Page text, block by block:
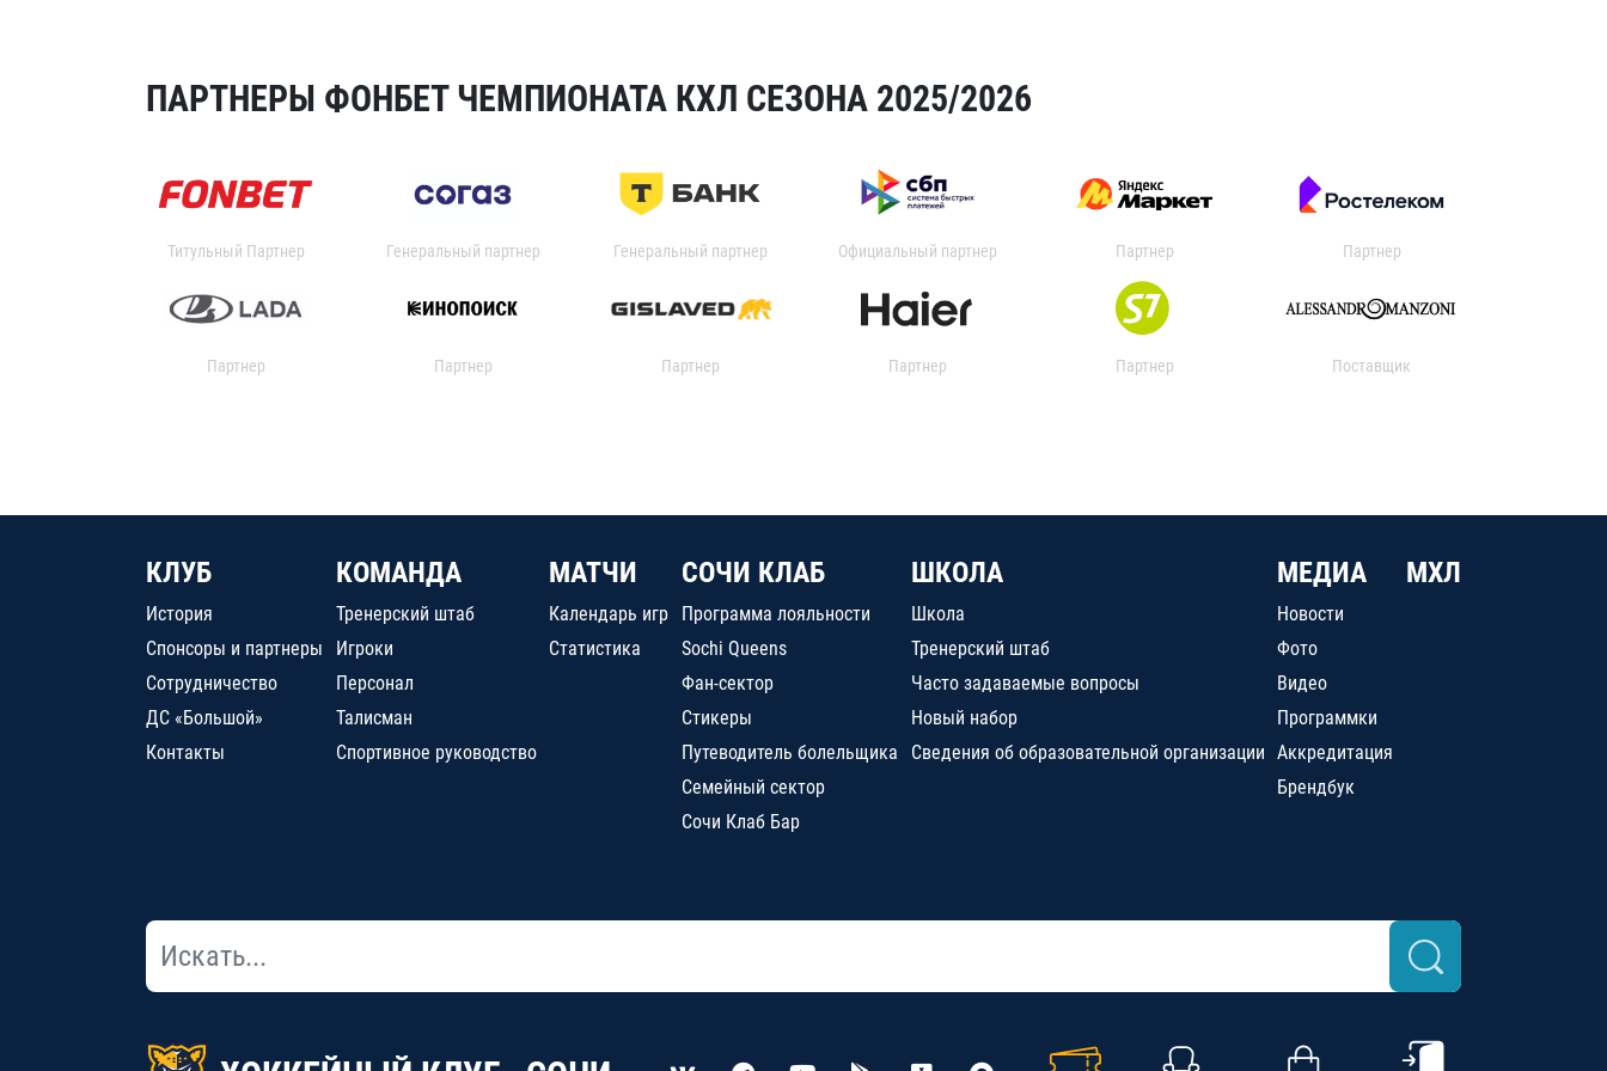
ПАРТНЕРЫ ФОНБЕТ ЧЕМПИОНАТА КХЛ СЕЗОНА 2025/2026
Титульный Партнер Генеральный партнер Генеральный партнер Официальный партнер Партнер Партнер
Партнер Партнер Партнер Партнер Партнер Поставщик
КЛУБ
История
Спонсоры и партнеры
Сотрудничество
ДС «Большой»
Контакты
КОМАНДА
Тренерский штаб
Игроки
Персонал
Талисман
Спортивное руководство
МАТЧИ
Календарь игр
Статистика
СОЧИ КЛАБ
Программа лояльности
Sochi Queens
Фан-сектор
Стикеры
Путеводитель болельщика
Семейный сектор
Сочи Клаб Бар
ШКОЛА
Школа
Тренерский штаб
Часто задаваемые вопросы
Новый набор
Сведения об образовательной организации
МЕДИА
Новости
Фото
Видео
Программки
Аккредитация
Брендбук
МХЛ